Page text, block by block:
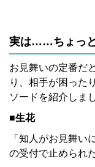
実は……ちょっ
お見舞いの定番だ
り、相手が困った
ソードを紹介しま
■生花
「知人がお見舞い
の受付で止められ